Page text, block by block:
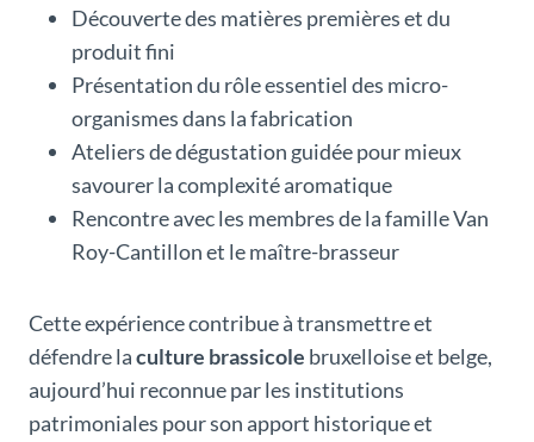
Découverte des matières premières et du
produit fini
Présentation du rôle essentiel des micro-
organismes dans la fabrication
Ateliers de dégustation guidée pour mieux
savourer la complexité aromatique
Rencontre avec les membres de la famille Van
Roy-Cantillon et le maître-brasseur
Cette expérience contribue à transmettre et
défendre laculture brassicole bruxelloise et belge,
aujourd’hui reconnue par les institutions
patrimoniales pour son apport historique et